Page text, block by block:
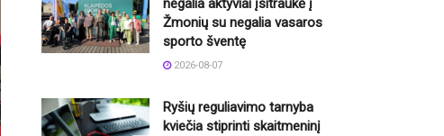
negalia aktyviai įsitraukė į
Žmonių su negalia vasaros
sporto šventę
2026-08-07
Ryšių reguliavimo tarnyba
kviečia stiprinti skaitmeninį